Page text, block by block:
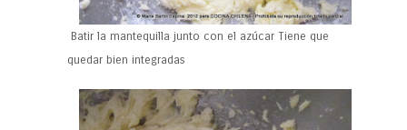
Batir la mantequilla junto con el azúcar Tiene que
quedar bien integradas